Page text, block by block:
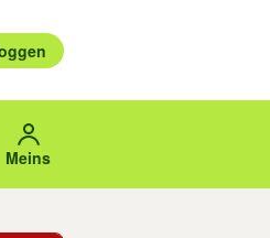
auswählen.
den Pfeiltasten nach oben/
Meins